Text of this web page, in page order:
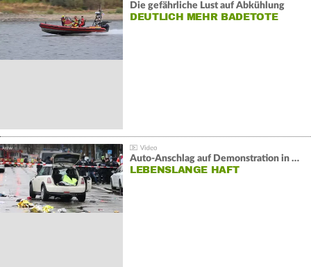
Die gefährliche Lust auf Abkühlung
DEUTLICH MEHR BADETOTE
Auto-Anschlag auf Demonstration in München:
LEBENSLANGE HAFT